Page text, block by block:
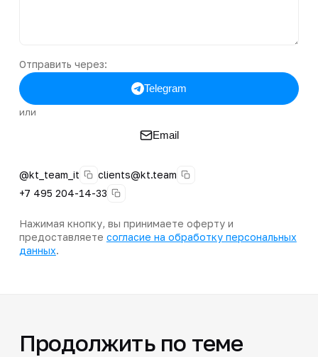
Отправить через:
Telegram
или
Email
@kt_team_it
clients@kt.team
+7 495 204-14-33
Нажимая кнопку, вы принимаете оферту и
предоставляете согласие на обработку персональных
данных.
Продолжить по теме